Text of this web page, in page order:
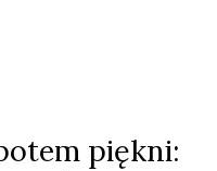
piękni: